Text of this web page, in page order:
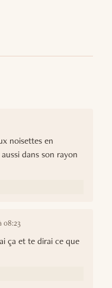
noisettes en
dans son rayon
08:23
ça et te dirai ce que